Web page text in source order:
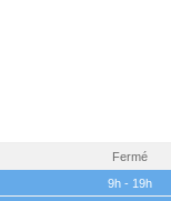
Fermé
9h - 19h